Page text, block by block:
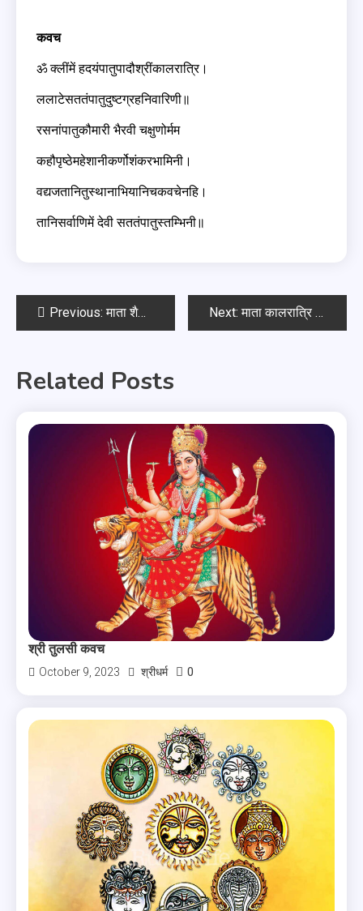
कवच
ॐ क्लींमें हदयंपातुपादौश्रींकालरात्रि।
ललाटेसततंपातुदुष्टग्रहनिवारिणी॥
रसनांपातुकौमारी भैरवी चक्षुणोर्मम
कहौपृष्ठेमहेशानीकर्णोशंकरभामिनी।
वद्यजतानितुस्थानाभियानिचकवचेनहि।
तानिसर्वाणिमें देवी सततंपातुस्तम्भिनी॥
Previous: माता शैलपुत्री देवी स्तोत्र Next: माता कालरात्रि देवी स्तोत्र
Related Posts
श्री तुलसी कवच
October 9, 2023 श्रीधर्म 0